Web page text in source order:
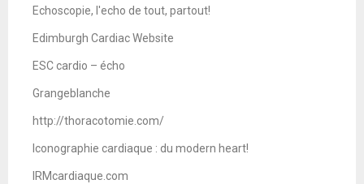
Echoscopie, l'echo de tout, partout!
Edimburgh Cardiac Website
ESC cardio – écho
Grangeblanche
http://thoracotomie.com/
Iconographie cardiaque : du modern heart!
IRMcardiaque.com